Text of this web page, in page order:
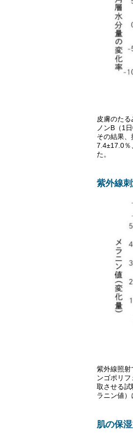
皮膚のた
ノンB（1
その結果
7.4±17.0％
た。
紫外線
紫外線照射
ンゴポリ
取させる試
ラニン値）
肌の保